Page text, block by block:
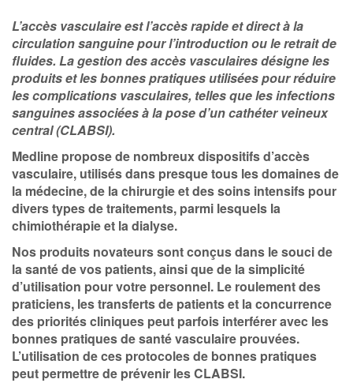
Österreich
Portugal
Slovenská republika
Schweiz (DE)
Suisse (FR)
Svizzera (IT)
L’accès vasculaire est l’accès rapide et direct à la
circulation sanguine pour l’introduction ou le retrait de
fluides. La gestion des accès vasculaires désigne les
produits et les bonnes pratiques utilisées pour réduire
les complications vasculaires, telles que les infections
sanguines associées à la pose d’un cathéter veineux
central (CLABSI).
Medline propose de nombreux dispositifs d’accès
vasculaire, utilisés dans presque tous les domaines de
la médecine, de la chirurgie et des soins intensifs pour
divers types de traitements, parmi lesquels la
chimiothérapie et la dialyse.
Nos produits novateurs sont conçus dans le souci de
la santé de vos patients, ainsi que de la simplicité
d’utilisation pour votre personnel. Le roulement des
praticiens, les transferts de patients et la concurrence
des priorités cliniques peut parfois interférer avec les
bonnes pratiques de santé vasculaire prouvées.
L’utilisation de ces protocoles de bonnes pratiques
peut permettre de prévenir les CLABSI.